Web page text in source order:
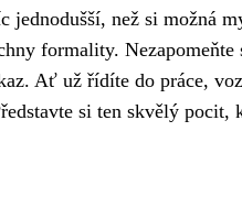
jednodušší, než si možná
formality. Nezapomeňte
Ať už řídíte do práce,
si ten skvělý pocit,